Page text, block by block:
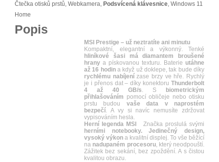
Čtečka otisků prstů, Webkamera, Podsvícená klávesnice, Windows 11
Home
Popis
MSI Prestige – už neztratíte ani minutu
Kompaktní, elegantní a výkonný. Tenké
hliníkové šasi má diamantem broušené
hrany a pískovanou texturu. Baterie utáhne
až 16 hodina když už doklepe, tak bude díky
rychlému nabíjenízase brzy ve hře. Rychlý
je i přenos dat – díky konektoru Thunderbolt
4 až 40 GB/s. S
biometrickým
přihlašováním pomocí obličeje nebo otisku
prstu budou vaše data v naprostém
bezpečí. A vy si navíc nemusíte zdržovat
vypisováním hesla.
Herní legenda MSI
Značka proslulá svými
herními notebooky. Jedinečný design,
vysoký výkon a kvalitní displej. To vše běžící
na nadupaném procesoru, který neodpouští.
Zážitek bez sekání, bez zpoždění. A s čistou
kvalitou obrazu.